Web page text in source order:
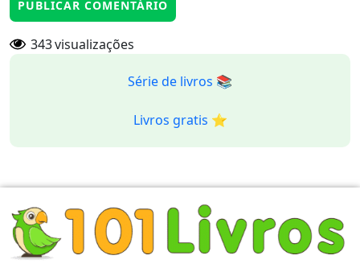
343visualizações
Série de livros 📚
Livros gratis ⭐️